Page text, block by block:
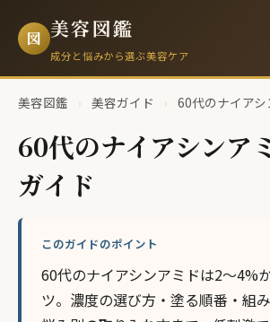
図 美容図鑑
成分と悩みから選ぶ美容ケア
美容図鑑 › 美容ガイド › 60代のナイア
60代のナイアシンア
ガイド
このガイドのポイント
60代のナイアシンアミドは2〜4%
ツ。濃度の選び方・塗る順番・組